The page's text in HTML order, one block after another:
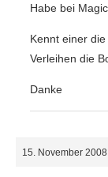
Habe bei
Kennt einer
Verleihen die
Danke
15. November